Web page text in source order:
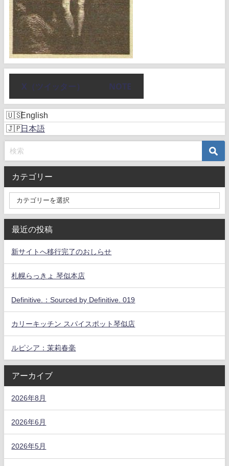
X（ツイッター） NOTE
English
日本語
カテゴリー
最近の投稿
新サイトへ移行完了のおしらせ
札幌らっきょ 琴似本店
Definitive.：Sourced by Definitive. 019
カリーキッチン スパイスポット琴似店
ルピシア：茉莉春毫
アーカイブ
2026年8月
2026年6月
2026年5月